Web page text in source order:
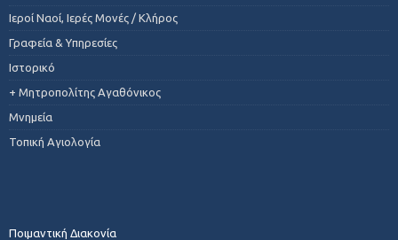
Ιεροί Ναοί, Ιερές Μονές / Κλήρος
Γραφεία & Υπηρεσίες
Ιστορικό
+ Μητροπολίτης Αγαθόνικος
Μνημεία
Τοπική Αγιολογία
Ποιμαντική Διακονία